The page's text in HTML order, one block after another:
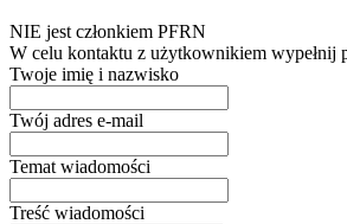
NIE jest członkiem PFRN
W celu kontaktu z użytkownikiem wypełnij
Twoje imię i nazwisko
Twój adres e-mail
Temat wiadomości
Treść wiadomości